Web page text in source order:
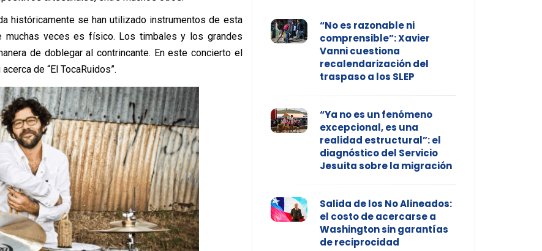
históricamente se han utilizado instrumentos de esta
muchas veces es físico. Los timbales y los grandes
de doblegar al contrincante. En este concierto el
de “El TocaRuidos”.
“No es razonable ni
comprensible”: Xavier
Vanni cuestiona
recalendarización del
traspaso a los SLEP
“Ya no es un fenómeno
excepcional, es una
realidad estructural”: el
diagnóstico del Servicio
Jesuita sobre la migración
Salida de los No Alineados:
el costo de acercarse a
Washington sin garantías
de reciprocidad